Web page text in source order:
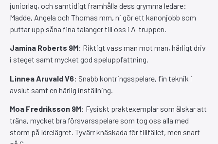
juniorlag, och samtidigt framhålla dess grymma ledare:
Madde, Angela och Thomas mm, ni gör ett kanonjobb som
puttar upp såna fina talanger till oss i A-truppen.
Jamina Roberts 9M: Riktigt vass man mot man, härligt driv
i steget samt mycket god speluppfattning.
Linnea Aruvald V6: Snabb kontringsspelare, fin teknik i
avslut samt en härlig inställning.
Moa Fredriksson 9M: Fysiskt praktexemplar som älskar att
träna, mycket bra försvarsspelare som tog oss alla med
storm på Idrelägret. Tyvärr knäskada för tillfället, men snart